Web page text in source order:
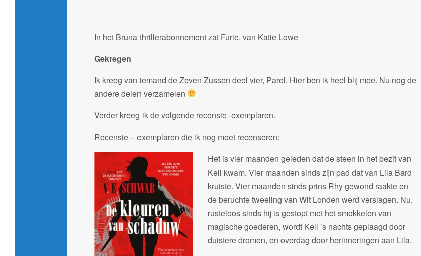
In het Bruna thrillerabonnement zat Furie, van Katie Lowe
Gekregen
Ik kreeg van iemand de Zeven Zussen deel vier, Parel. Hier ben ik heel blij mee. Nu nog de
andere delen verzamelen
Verder kreeg ik de volgende recensie -exemplaren.
Recensie – exemplaren die ik nog moet recenseren:
Het is vier maanden geleden dat de steen in het bezit van
Kell kwam. Vier maanden sinds zijn pad dat van Lila Bard
kruiste. Vier maanden sinds prins Rhy gewond raakte en
de beruchte tweeling van Wit Londen werd verslagen. Nu,
rusteloos sinds hij is gestopt met het smokkelen van
magische goederen, wordt Kell ’s nachts geplaagd door
duistere dromen, en overdag door herinneringen aan Lila.